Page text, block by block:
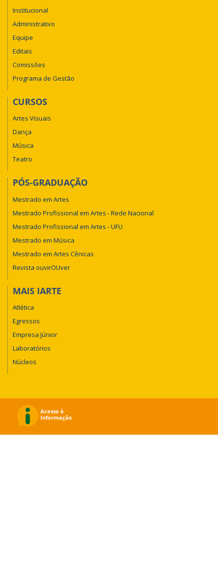
Institucional
Administrativo
Equipe
Editais
Comissões
Programa de Gestão
CURSOS
Artes Visuais
Dança
Música
Teatro
PÓS-GRADUAÇÃO
Mestrado em Artes
Mestrado Profissional em Artes - Rede Nacional
Mestrado Profissional em Artes - UFU
Mestrado em Música
Mestrado em Artes Cênicas
Revista ouvirOUver
MAIS IARTE
Atlética
Egressos
Empresa Júnior
Laboratórios
Núcleos